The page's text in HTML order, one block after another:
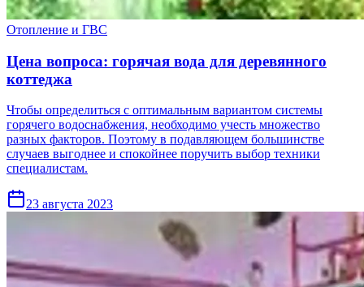
Отопление и ГВС
Цена вопроса: горячая вода для деревянного
коттеджа
Чтобы определиться с оптимальным вариантом системы
горячего водоснабжения, необходимо учесть множество
разных факторов. Поэтому в подавляющем большинстве
случаев выгоднее и спокойнее поручить выбор техники
специалистам.
23 августа 2023